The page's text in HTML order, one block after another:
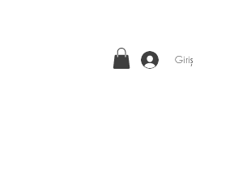
Giriş